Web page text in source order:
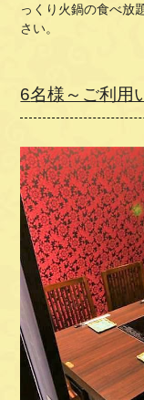
っくり火鍋の食べ放
さい。
6名様～ご利用